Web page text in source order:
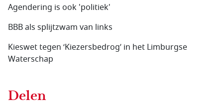
Agendering is ook 'politiek'
BBB als splijtzwam van links
Kieswet tegen ‘Kiezersbedrog’ in het Limburgse
Waterschap
Delen